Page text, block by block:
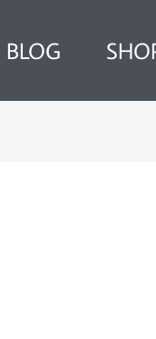
BLOG